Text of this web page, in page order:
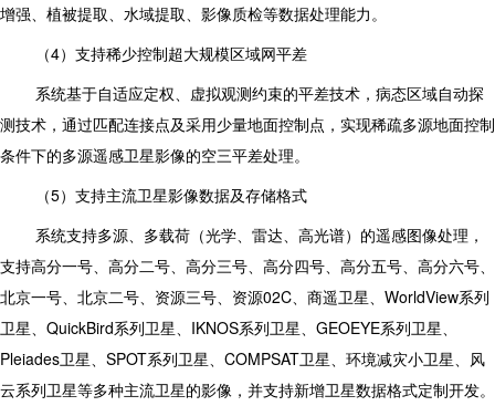
增强、植被提取、水域提取、影像质检等数据处理能力。
（4）支持稀少控制超大规模区域网平差
系统基于自适应定权、虚拟观测约束的平差技术，病态区域自动探
测技术，通过匹配连接点及采用少量地面控制点，实现稀疏多源地面控制
条件下的多源遥感卫星影像的空三平差处理。
（5）支持主流卫星影像数据及存储格式
系统支持多源、多载荷（光学、雷达、高光谱）的遥感图像处理，
支持高分一号、高分二号、高分三号、高分四号、高分五号、高分六号、
北京一号、北京二号、资源三号、资源02C、商遥卫星、WorldView系列
卫星、QuickBird系列卫星、IKNOS系列卫星、GEOEYE系列卫星、
Pleiades卫星、SPOT系列卫星、COMPSAT卫星、环境减灾小卫星、风
云系列卫星等多种主流卫星的影像，并支持新增卫星数据格式定制开发。